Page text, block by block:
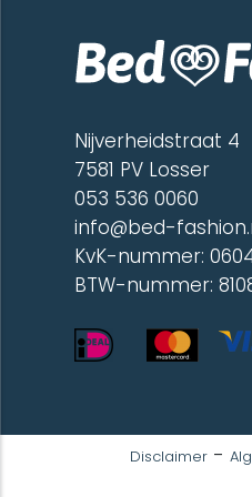
240 x 260 cm (1)
60 x 120 cm (2)
Nijverheidstraat 4
7581 PV Losser
053 536 0060
info@bed-
KvK-nummer:
BTW-nummer:
Disclaimer -